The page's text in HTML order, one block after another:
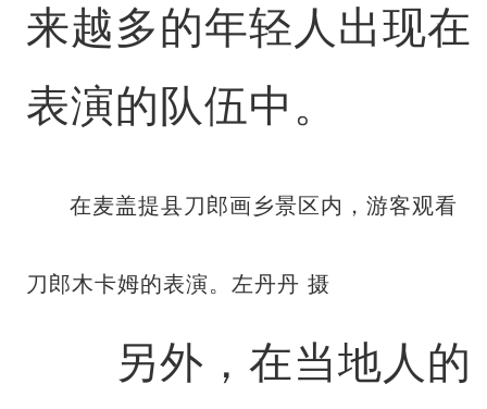
来越多的年轻人出现在
表演的队伍中。
在麦盖提县刀郎画乡景区内，游客观看
刀郎木卡姆的表演。左丹丹 摄
另外，在当地人的